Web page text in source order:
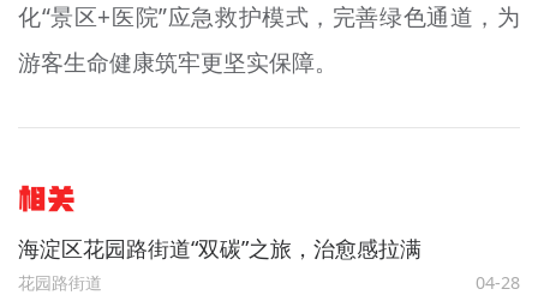
化“景区+医院”应急救护模式，完善绿色通道，为
游客生命健康筑牢更坚实保障。
相关
海淀区花园路街道“双碳”之旅，治愈感拉满
花园路街道 04-28